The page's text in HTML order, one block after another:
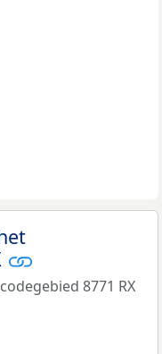
8771 RX